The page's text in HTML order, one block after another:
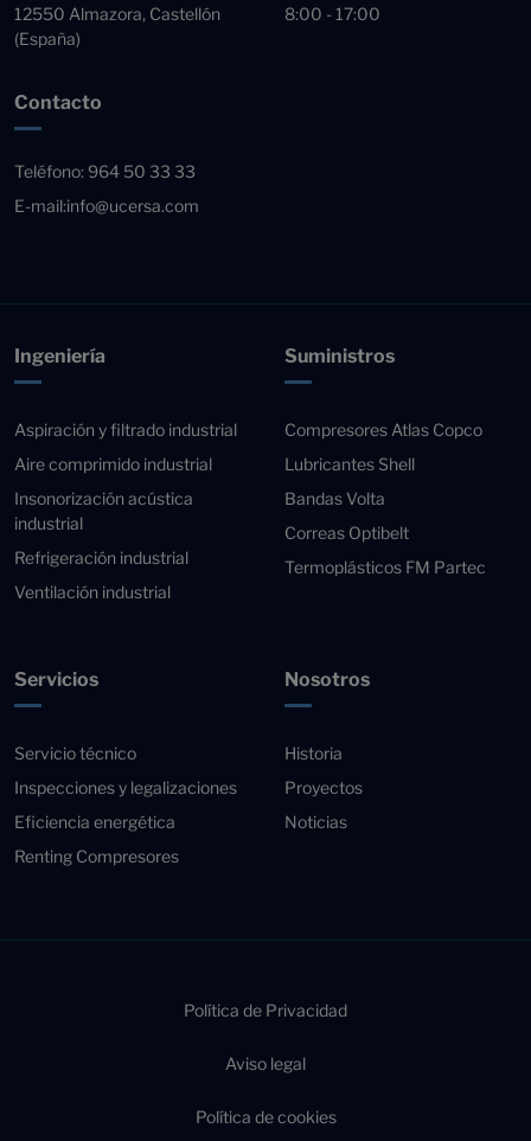
12550 Almazora, Castellón
(España)
8:00 - 17:00
Contacto
Teléfono: 964 50 33 33
E-mail:info@ucersa.com
Ingeniería
Aspiración y filtrado industrial
Aire comprimido industrial
Insonorización acústica
industrial
Refrigeración industrial
Ventilación industrial
Suministros
Compresores Atlas Copco
Lubricantes Shell
Bandas Volta
Correas Optibelt
Termoplásticos FM Partec
Servicios
Servicio técnico
Inspecciones y legalizaciones
Eficiencia energética
Renting Compresores
Nosotros
Historia
Proyectos
Noticias
Política de Privacidad
Aviso legal
Política de cookies